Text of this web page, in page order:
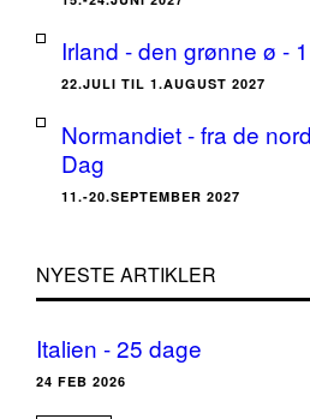
Irland - den grønne ø -
22.JULI TIL 1.AUGUST 2027
Normandiet - fra de
Dag
11.-20.SEPTEMBER 2027
NYESTE ARTIKLER
Italien - 25 dage
24 FEB 2026